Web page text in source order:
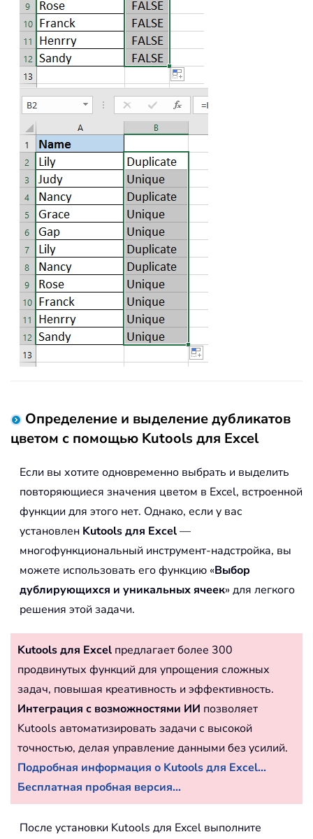
Определение и выделение дубликатов
цветом с помощью Kutools для Excel
Если вы хотите одновременно выбрать и выделить
повторяющиеся значения цветом в Excel, встроенной
функции для этого нет. Однако, если у вас
установлен Kutools для Excel—
многофункциональный инструмент-надстройка, вы
можете использовать его функцию «Выбор
дублирующихся и уникальных ячеек» для легкого
решения этой задачи.
Kutools для Excel предлагает более 300
продвинутых функций для упрощения сложных
задач, повышая креативность и эффективность.
Интеграция с возможностями ИИ позволяет
Kutools автоматизировать задачи с высокой
точностью, делая управление данными без усилий.
Подробная информация о Kutools для Excel...
Бесплатная пробная версия...
После установки Kutools для Excel выполните